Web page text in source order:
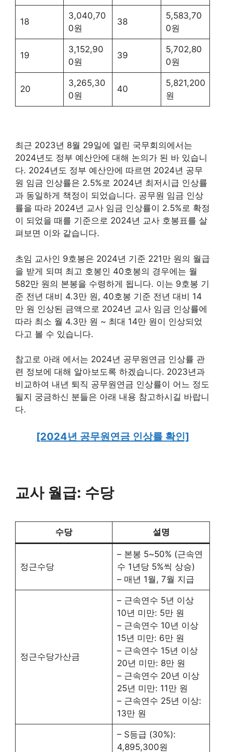
18
3,040,70
0원
38
5,583,70
0원
19
3,152,90
0원
39
5,702,80
0원
20
3,265,30
0원
40
5,821,200
원
최근 2023년 8월 29일에 열린 국무회의에서는
2024년도 정부 예산안에 대해 논의가 된 바 있습니
다. 2024년도 정부 예산안에 따르면 2024년 공무
원 임금 인상률은 2.5%로 2024년 최저시급 인상률
과 동일하게 책정이 되었습니다. 공무원 임금 인상
률을 따라 2024년 교사 임금 인상률이 2.5%로 확정
이 되었을 때를 기준으로 2024년 교사 호봉표를 살
펴보면 이와 같습니다.
초임 교사인 9호봉은 2024년 기준 221만 원의 월급
을 받게 되며 최고 호봉인 40호봉의 경우에는 월
582만 원의 본봉을 수령하게 됩니다. 이는 9호봉 기
준 전년 대비 4.3만 원, 40호봉 기준 전년 대비 14
만 원 인상된 금액으로 2024년 교사 임금 인상률에
따라 최소 월 4.3만 원 ~ 최대 14만 원이 인상되었
다고 볼 수 있습니다.
참고로 아래 에서는 2024년 공무원연금 인상률 관
련 정보에 대해 알아보도록 하겠습니다. 2023년과
비교하여 내년 퇴직 공무원연금 인상률이 어느 정도
될지 궁금하신 분들은 아래 내용 참고하시길 바랍니
다.
[2024년 공무원연금 인상률 확인]
교사 월급: 수당
수당 설명
정근수당
– 본봉 5~50% (근속연
수 1년당 5%씩 상승)
– 매년 1월, 7월 지급
정근수당가산금
– 근속연수 5년 이상
10년 미만: 5만 원
– 근속연수 10년 이상
15년 미만: 6만 원
– 근속연수 15년 이상
20년 미만: 8만 원
– 근속연수 20년 이상
25년 미만: 11만 원
– 근속연수 25년 이상:
13만 원
– S등급 (30%):
4,895,300원